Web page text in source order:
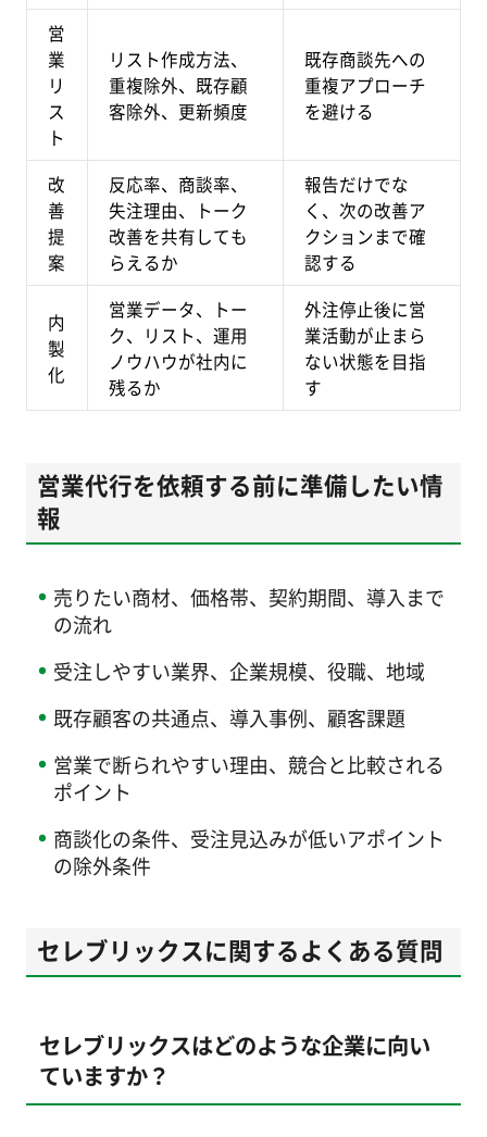
営
業
リ
ス
ト
リスト作成方法、
重複除外、既存顧
客除外、更新頻度
既存商談先への
重複アプローチ
を避ける
改
善
提
案
反応率、商談率、
失注理由、トーク
改善を共有しても
らえるか
報告だけでな
く、次の改善ア
クションまで確
認する
内
製
化
営業データ、トー
ク、リスト、運用
ノウハウが社内に
残るか
外注停止後に営
業活動が止まら
ない状態を目指
す
営業代行を依頼する前に準備したい情
報
売りたい商材、価格帯、契約期間、導入まで
の流れ
受注しやすい業界、企業規模、役職、地域
既存顧客の共通点、導入事例、顧客課題
営業で断られやすい理由、競合と比較される
ポイント
商談化の条件、受注見込みが低いアポイント
の除外条件
セレブリックスに関するよくある質問
セレブリックスはどのような企業に向い
ていますか？